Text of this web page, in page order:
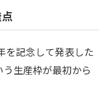
を記念して発表した
生産枠が最初から